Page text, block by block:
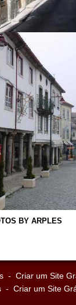
BY ARPLES
- Criar um Site
- Criar um Site